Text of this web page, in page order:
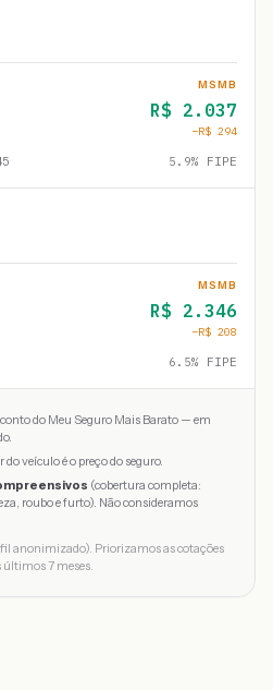
MSMB
R$ 2.037
−R$ 294
5.9% FIPE
MSMB
R$ 2.346
−R$ 208
6.5% FIPE
do Meu Seguro Mais Barato — em
veículo é o preço do seguro.
(cobertura completa:
roubo e furto). Não consideramos
anonimizado). Priorizamos as cotações
últimos 7 meses.